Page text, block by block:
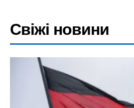
Свіжі новини